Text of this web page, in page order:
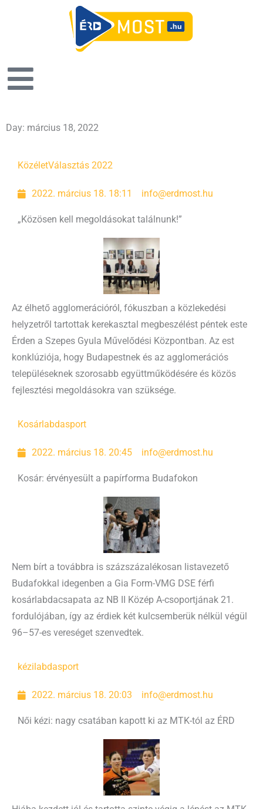
Day: március 18, 2022
KözéletVálasztás 2022
2022. március 18. 18:11 info@erdmost.hu
„Közösen kell megoldásokat találnunk!”
Az élhető agglomerációról, fókuszban a közlekedési
helyzetről tartottak kerekasztal megbeszélést péntek este
Érden a Szepes Gyula Művelődési Központban. Az est
konklúziója, hogy Budapestnek és az agglomerációs
településeknek szorosabb együttműködésére és közös
fejlesztési megoldásokra van szüksége.
Kosárlabdasport
2022. március 18. 20:45 info@erdmost.hu
Kosár: érvényesült a papírforma Budafokon
Nem bírt a továbbra is százszázalékosan listavezető
Budafokkal idegenben a Gia Form-VMG DSE férfi
kosárlabdacsapata az NB II Közép A-csoportjának 21.
fordulójában, így az érdiek két kulcsemberük nélkül végül
96–57-es vereséget szenvedtek.
kézilabdasport
2022. március 18. 20:03 info@erdmost.hu
Női kézi: nagy csatában kapott ki az MTK-tól az ÉRD